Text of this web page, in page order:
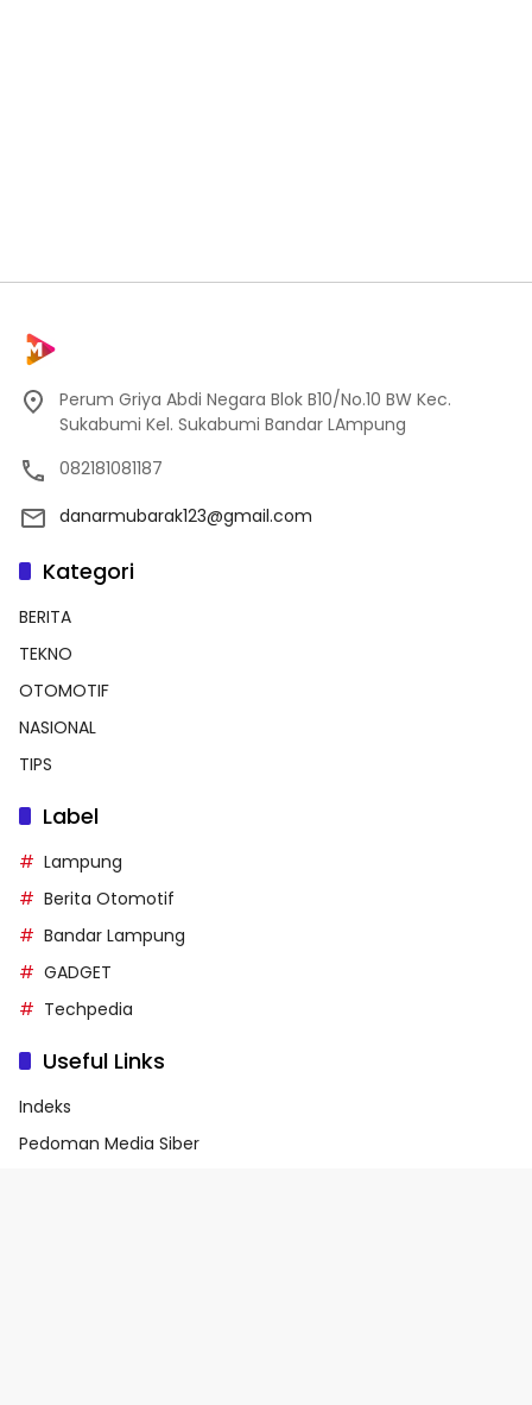
Perum Griya Abdi Negara Blok B10/No.10 BW Kec.
Sukabumi Kel. Sukabumi Bandar LAmpung
082181081187
danarmubarak123@gmail.com
Kategori
BERITA
TEKNO
OTOMOTIF
NASIONAL
TIPS
Label
Lampung
Berita Otomotif
Bandar Lampung
GADGET
Techpedia
Useful Links
Indeks
Pedoman Media Siber